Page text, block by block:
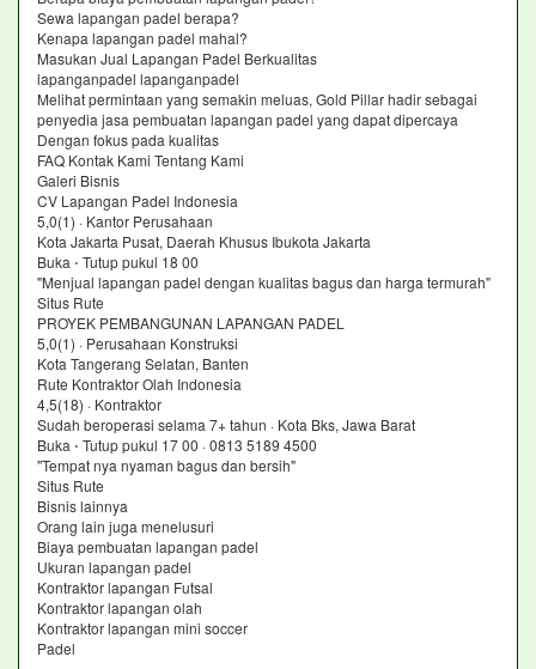
Sewa lapangan padel berapa?
Kenapa lapangan padel mahal?
Masukan Jual Lapangan Padel Berkualitas
lapanganpadel lapanganpadel
Melihat permintaan yang semakin meluas, Gold Pillar hadir sebagai
penyedia jasa pembuatan lapangan padel yang dapat dipercaya
Dengan fokus pada kualitas
FAQ Kontak Kami Tentang Kami
Galeri Bisnis
CV Lapangan Padel Indonesia
5,0(1) · Kantor Perusahaan
Kota Jakarta Pusat, Daerah Khusus Ibukota Jakarta
Buka ⋅ Tutup pukul 18 00
"Menjual lapangan padel dengan kualitas bagus dan harga termurah"
Situs Rute
PROYEK PEMBANGUNAN LAPANGAN PADEL
5,0(1) · Perusahaan Konstruksi
Kota Tangerang Selatan, Banten
Rute Kontraktor Olah Indonesia
4,5(18) · Kontraktor
Sudah beroperasi selama 7+ tahun · Kota Bks, Jawa Barat
Buka ⋅ Tutup pukul 17 00 · 0813 5189 4500
"Tempat nya nyaman bagus dan bersih"
Situs Rute
Bisnis lainnya
Orang lain juga menelusuri
Biaya pembuatan lapangan padel
Ukuran lapangan padel
Kontraktor lapangan Futsal
Kontraktor lapangan olah
Kontraktor lapangan mini soccer
Padel